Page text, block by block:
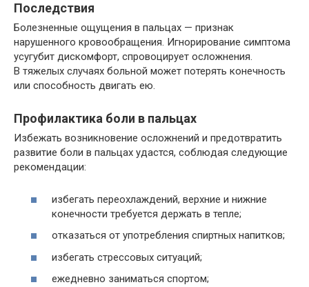
Последствия
Болезненные ощущения в пальцах — признак
нарушенного кровообращения. Игнорирование симптома
усугубит дискомфорт, спровоцирует осложнения.
В тяжелых случаях больной может потерять конечность
или способность двигать ею.
Профилактика боли в пальцах
Избежать возникновение осложнений и предотвратить
развитие боли в пальцах удастся, соблюдая следующие
рекомендации:
избегать переохлаждений, верхние и нижние
конечности требуется держать в тепле;
отказаться от употребления спиртных напитков;
избегать стрессовых ситуаций;
ежедневно заниматься спортом;